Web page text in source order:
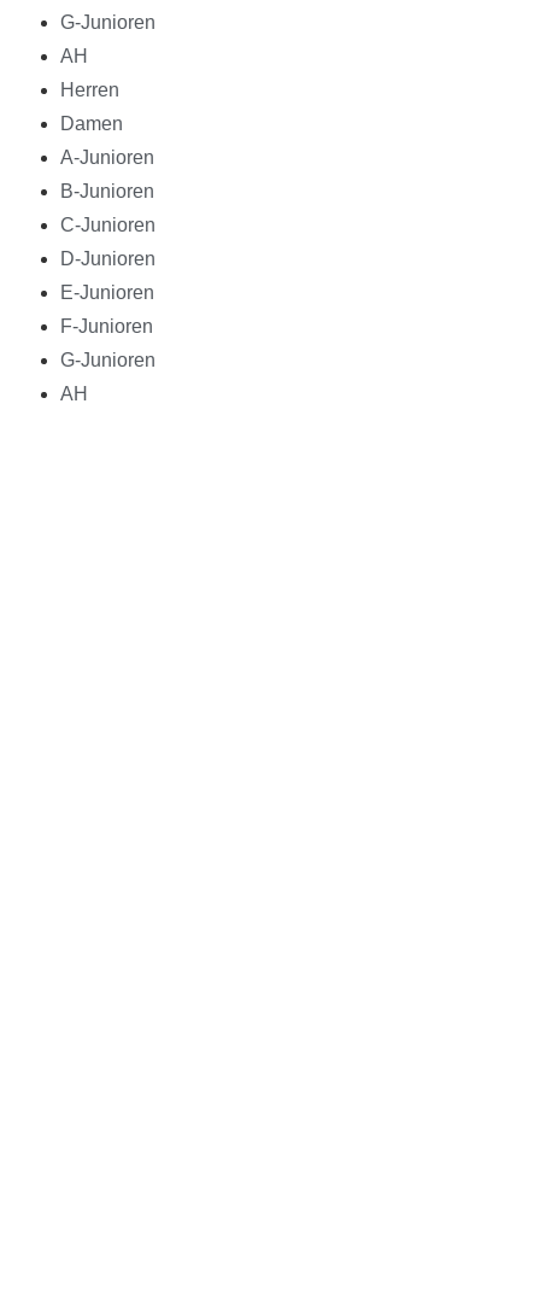
G-Junioren
AH
Herren
Damen
A-Junioren
B-Junioren
C-Junioren
D-Junioren
E-Junioren
F-Junioren
G-Junioren
AH